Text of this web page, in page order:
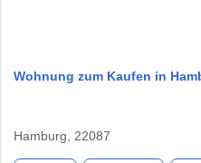
Wohnung zum Kaufen in
Hamburg, 22087